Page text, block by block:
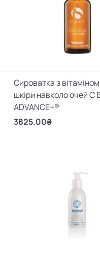
Сироватка з
шкіри навколо очей C
ADVANCE+®
3825.00₴